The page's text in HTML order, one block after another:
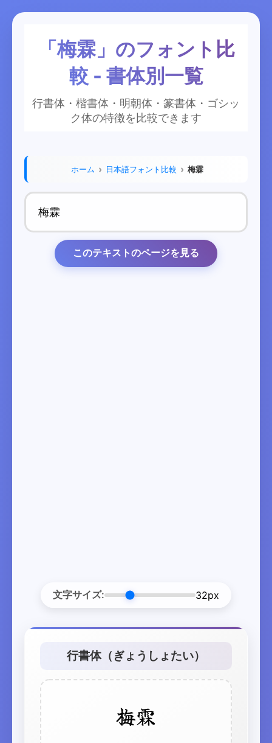
「梅霖」のフォント比
較 - 書体別一覧
行書体・楷書体・明朝体・篆書体・ゴシッ
ク体の特徴を比較できます
ホーム 日本語フォント比較 梅霖
このテキストのページを見る
文字サイズ: 32px
行書体（ぎょうしょたい）
梅霖